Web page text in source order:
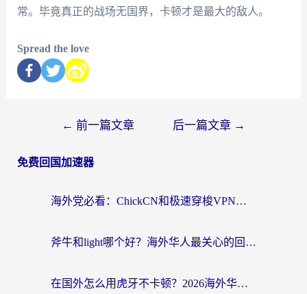
常。毕竟真正的战场无国界，卡顿才是最大的敌人。
Spread the love
← 前一篇文章 后一篇文章 →
免费回国加速器
海外党必看：ChickCN和极速穿梭VPN好用吗？3招教你选对回国加速器无缝刷国内资源
斧牛和light哪个好？海外华人最关心的回国加速器选择难题，一篇讲透
在国外怎么用虎牙不卡顿？2026海外华人亲测有效的回国加速器选择指南